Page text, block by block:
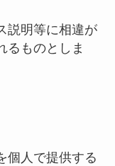
説明等に相違が
るものとしま
個人で提供する